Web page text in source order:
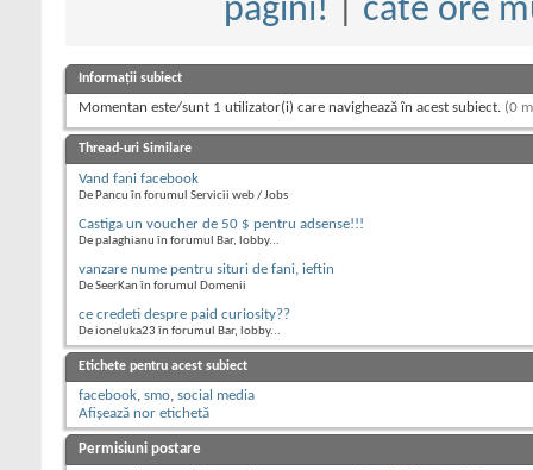
pagini!
cate ore
Informații subiect
Momentan este/sunt 1 utilizator(i) care navighează în acest subiect. (0
Thread-uri Similare
Vand fani facebook
De Pancu în forumul Servicii web / Jobs
Castiga un voucher de 50 $ pentru adsense!!!
De palaghianu în forumul Bar, lobby...
vanzare nume pentru situri de fani, ieftin
De SeerKan în forumul Domenii
ce credeti despre paid curiosity??
De ioneluka23 în forumul Bar, lobby...
Etichete pentru acest subiect
facebook, smo, social media
Afișează nor etichetă
Permisiuni postare